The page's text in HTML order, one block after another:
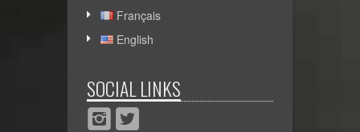
Français
English
SOCIAL LINKS